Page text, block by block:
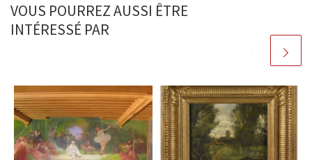
VOUS POURREZ AUSSI ÊTRE
INTÉRESSÉ PAR